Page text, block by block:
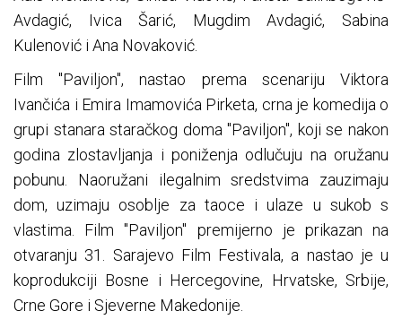
Avdagić, Ivica Šarić, Mugdim Avdagić, Sabina
Kulenović i Ana Novaković.
Film "Paviljon", nastao prema scenariju Viktora
Ivančića i Emira Imamovića Pirketa, crna je komedija o
grupi stanara staračkog doma "Paviljon", koji se nakon
godina zlostavljanja i poniženja odlučuju na oružanu
pobunu. Naoružani ilegalnim sredstvima zauzimaju
dom, uzimaju osoblje za taoce i ulaze u sukob s
vlastima. Film "Paviljon" premijerno je prikazan na
otvaranju 31. Sarajevo Film Festivala, a nastao je u
koprodukciji Bosne i Hercegovine, Hrvatske, Srbije,
Crne Gore i Sjeverne Makedonije.